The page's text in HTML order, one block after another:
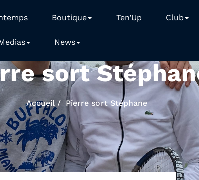
Boutique Ten’Up Club
News
sort
Accueil Pierre sort Stéphane